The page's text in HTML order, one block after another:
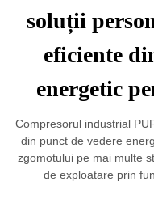
soluții
eficiente
energetic
Compresorul industrial
din punct de vedere
zgomotului pe mai multe
de exploatare prin